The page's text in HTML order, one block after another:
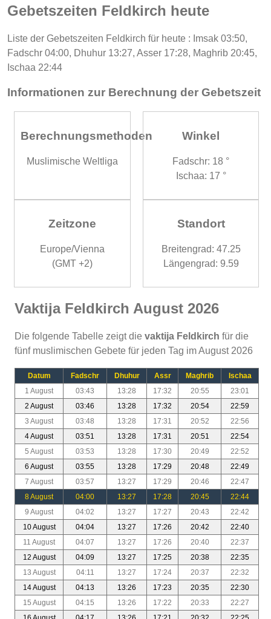
Gebetszeiten Feldkirch heute
Liste der Gebetszeiten Feldkirch für heute : Imsak 03:50,
Fadschr 04:00, Dhuhur 13:27, Asser 17:28, Maghrib 20:45,
Ischaa 22:44
Informationen zur Berechnung der Gebetszeit
Berechnungsmethoden
Muslimische Weltliga
Winkel
Fadschr: 18 °
Ischaa: 17 °
Zeitzone
Europe/Vienna
(GMT +2)
Standort
Breitengrad: 47.25
Längengrad: 9.59
Vaktija Feldkirch August 2026
Die folgende Tabelle zeigt die vaktija Feldkirch für die
fünf muslimischen Gebete für jeden Tag im August 2026
Datum Fadschr Dhuhur Assr Maghrib
Ischaa
1 August
03:43 13:28 17:32 20:55
23:01
2 August
03:46 13:28 17:32 20:54
22:59
3 August
03:48 13:28 17:31 20:52
22:56
4 August
03:51 13:28 17:31 20:51
22:54
5 August
03:53 13:28 17:30 20:49
22:52
6 August
03:55 13:28 17:29 20:48
22:49
7 August
03:57 13:27 17:29 20:46
22:47
8 August
04:00 13:27 17:28 20:45
22:44
9 August
04:02 13:27 17:27 20:43
22:42
10 August
04:04 13:27 17:26 20:42
22:40
11 August
04:07 13:27 17:26 20:40
22:37
12 August
04:09 13:27 17:25 20:38
22:35
13 August
04:11 13:27 17:24 20:37
22:32
14 August
04:13 13:26 17:23 20:35
22:30
15 August
04:15 13:26 17:22 20:33
22:27